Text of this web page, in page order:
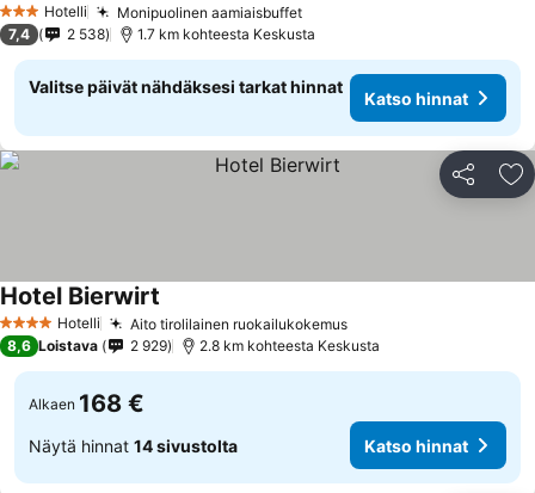
3 Tähtiluokitus
Hotelli Monipuolinen aamiaisbuffet
7,4 2 538 1.7 km kohteesta Keskusta
Valitse päivät nähdäksesi tarkat hinnat
Katso hinnat
Jaa
4 Tähtiluokitus
Hotelli Aito tirolilainen ruokailukokemus
Hotel Bierwirt
8,6 Loistava 2 929 2.8 km kohteesta Keskusta
Alkaen 168 €
Näytä hinnat 14 sivustolta Katso hinnat